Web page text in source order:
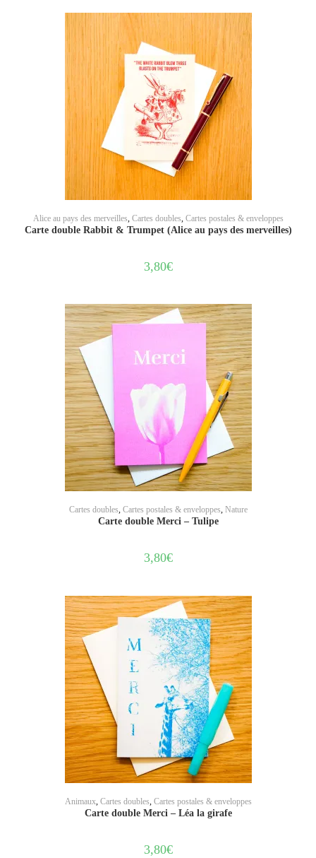
AJOUTER AU PANIER
Alice au pays des merveilles Cartes doubles Cartes postales & enveloppes
Carte double Rabbit & Trumpet (Alice au pays des merveilles)
3,80€
AJOUTER AU PANIER
Cartes doubles, Cartes postales & enveloppes, Nature
Carte double Merci – Tulipe
3,80€
AJOUTER AU PANIER
Animaux Cartes doubles Cartes postales & enveloppes
Carte double Merci – Léa la girafe
3,80€